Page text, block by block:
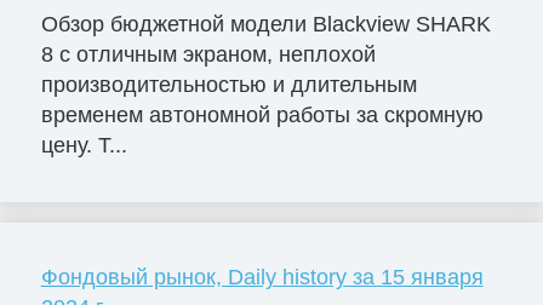
Обзор бюджетной модели Blackview SHARK
8 с отличным экраном, неплохой
производительностью и длительным
временем автономной работы за скромную
цену. Т...
Фондовый рынок, Daily history за 15 января